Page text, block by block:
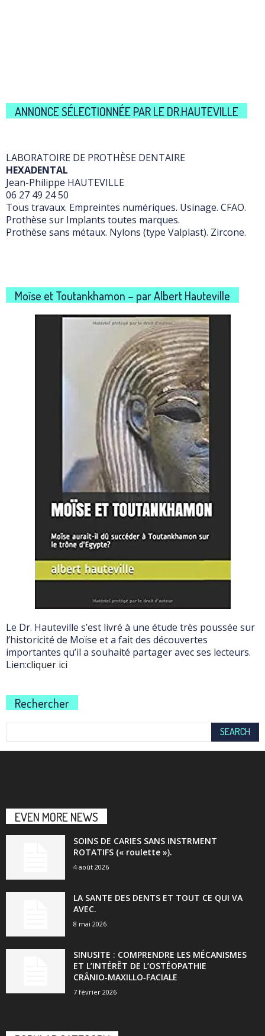
ANNONCE SÉLECTIONNÉE PAR LE DR.HAUTEVILLE
LABORATOIRE DE PROTHÈSE DENTAIRE
HEXADENTAL
Jean-Philippe HAUTEVILLE
06 27 49 24 50
Tous travaux. Empreintes numériques. Usinage. CFAO.
Prothèse sur Implants toutes marques.
Prothèse sans métaux. Nylons (type Valplast). Zircone.
Moïse et Toutankhamon – par Albert Hauteville
Le Dr. Hauteville s’est livré à une étude très poussée sur
l’historicité de Moïse et a fait des découvertes
importantes qu’il a souhaité partager avec ses lecteurs.
Lien:cliquer ici
Rechercher
EVEN MORE NEWS
SOINS DE CARIES SANS INSTRMENT
ROTATIFS (« roulette »).
4 août 2026
LA SANTE DES DENTS ET TOUT CE QUI VA
AVEC.
8 mai 2026
SINUSITE : COMPRENDRE LES MÉCANISMES
ET L’INTÉRÊT DE L’OSTÉOPATHIE
CRÂNIO‑MAXILLO‑FACIALE
7 février 2026